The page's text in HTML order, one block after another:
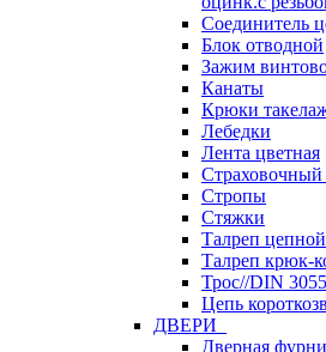
Соединитель
Блок отводной
Зажим
Канаты
Крюки
Лебедки
Лента цветная
Страховочный
Стропы
Стяжки
Талреп цепной
Талреп крюк-
Трос//DIN 3055
Цепь
ДВЕРИ
Дверная